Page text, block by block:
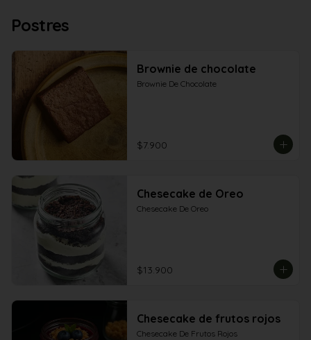
Postres
Brownie de chocolate
Brownie De Chocolate
$7.900
Chesecake de Oreo
Chesecake De Oreo
$13.900
Chesecake de frutos rojos
Chesecake De Frutos Rojos